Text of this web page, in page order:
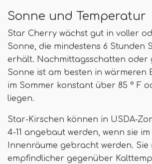
Sonne und Temperatur
Star Cherry wächst gut in voller
Sonne, die mindestens 6 Stunden
erhält. Nachmittagsschatten oder
Sonne ist am besten in wärmeren
im Sommer konstant über 85 ° F
liegen.
Star-Kirschen können in USDA-
4-11 angebaut werden, wenn sie
Innenräume gebracht werden. Sie
empfindlicher gegenüber